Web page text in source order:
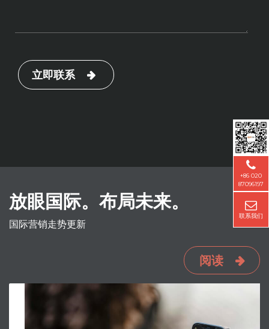
立即联系
放眼国际。布局未来。
国际营销走势更新
阅读
+86 020
87096197
联系我们